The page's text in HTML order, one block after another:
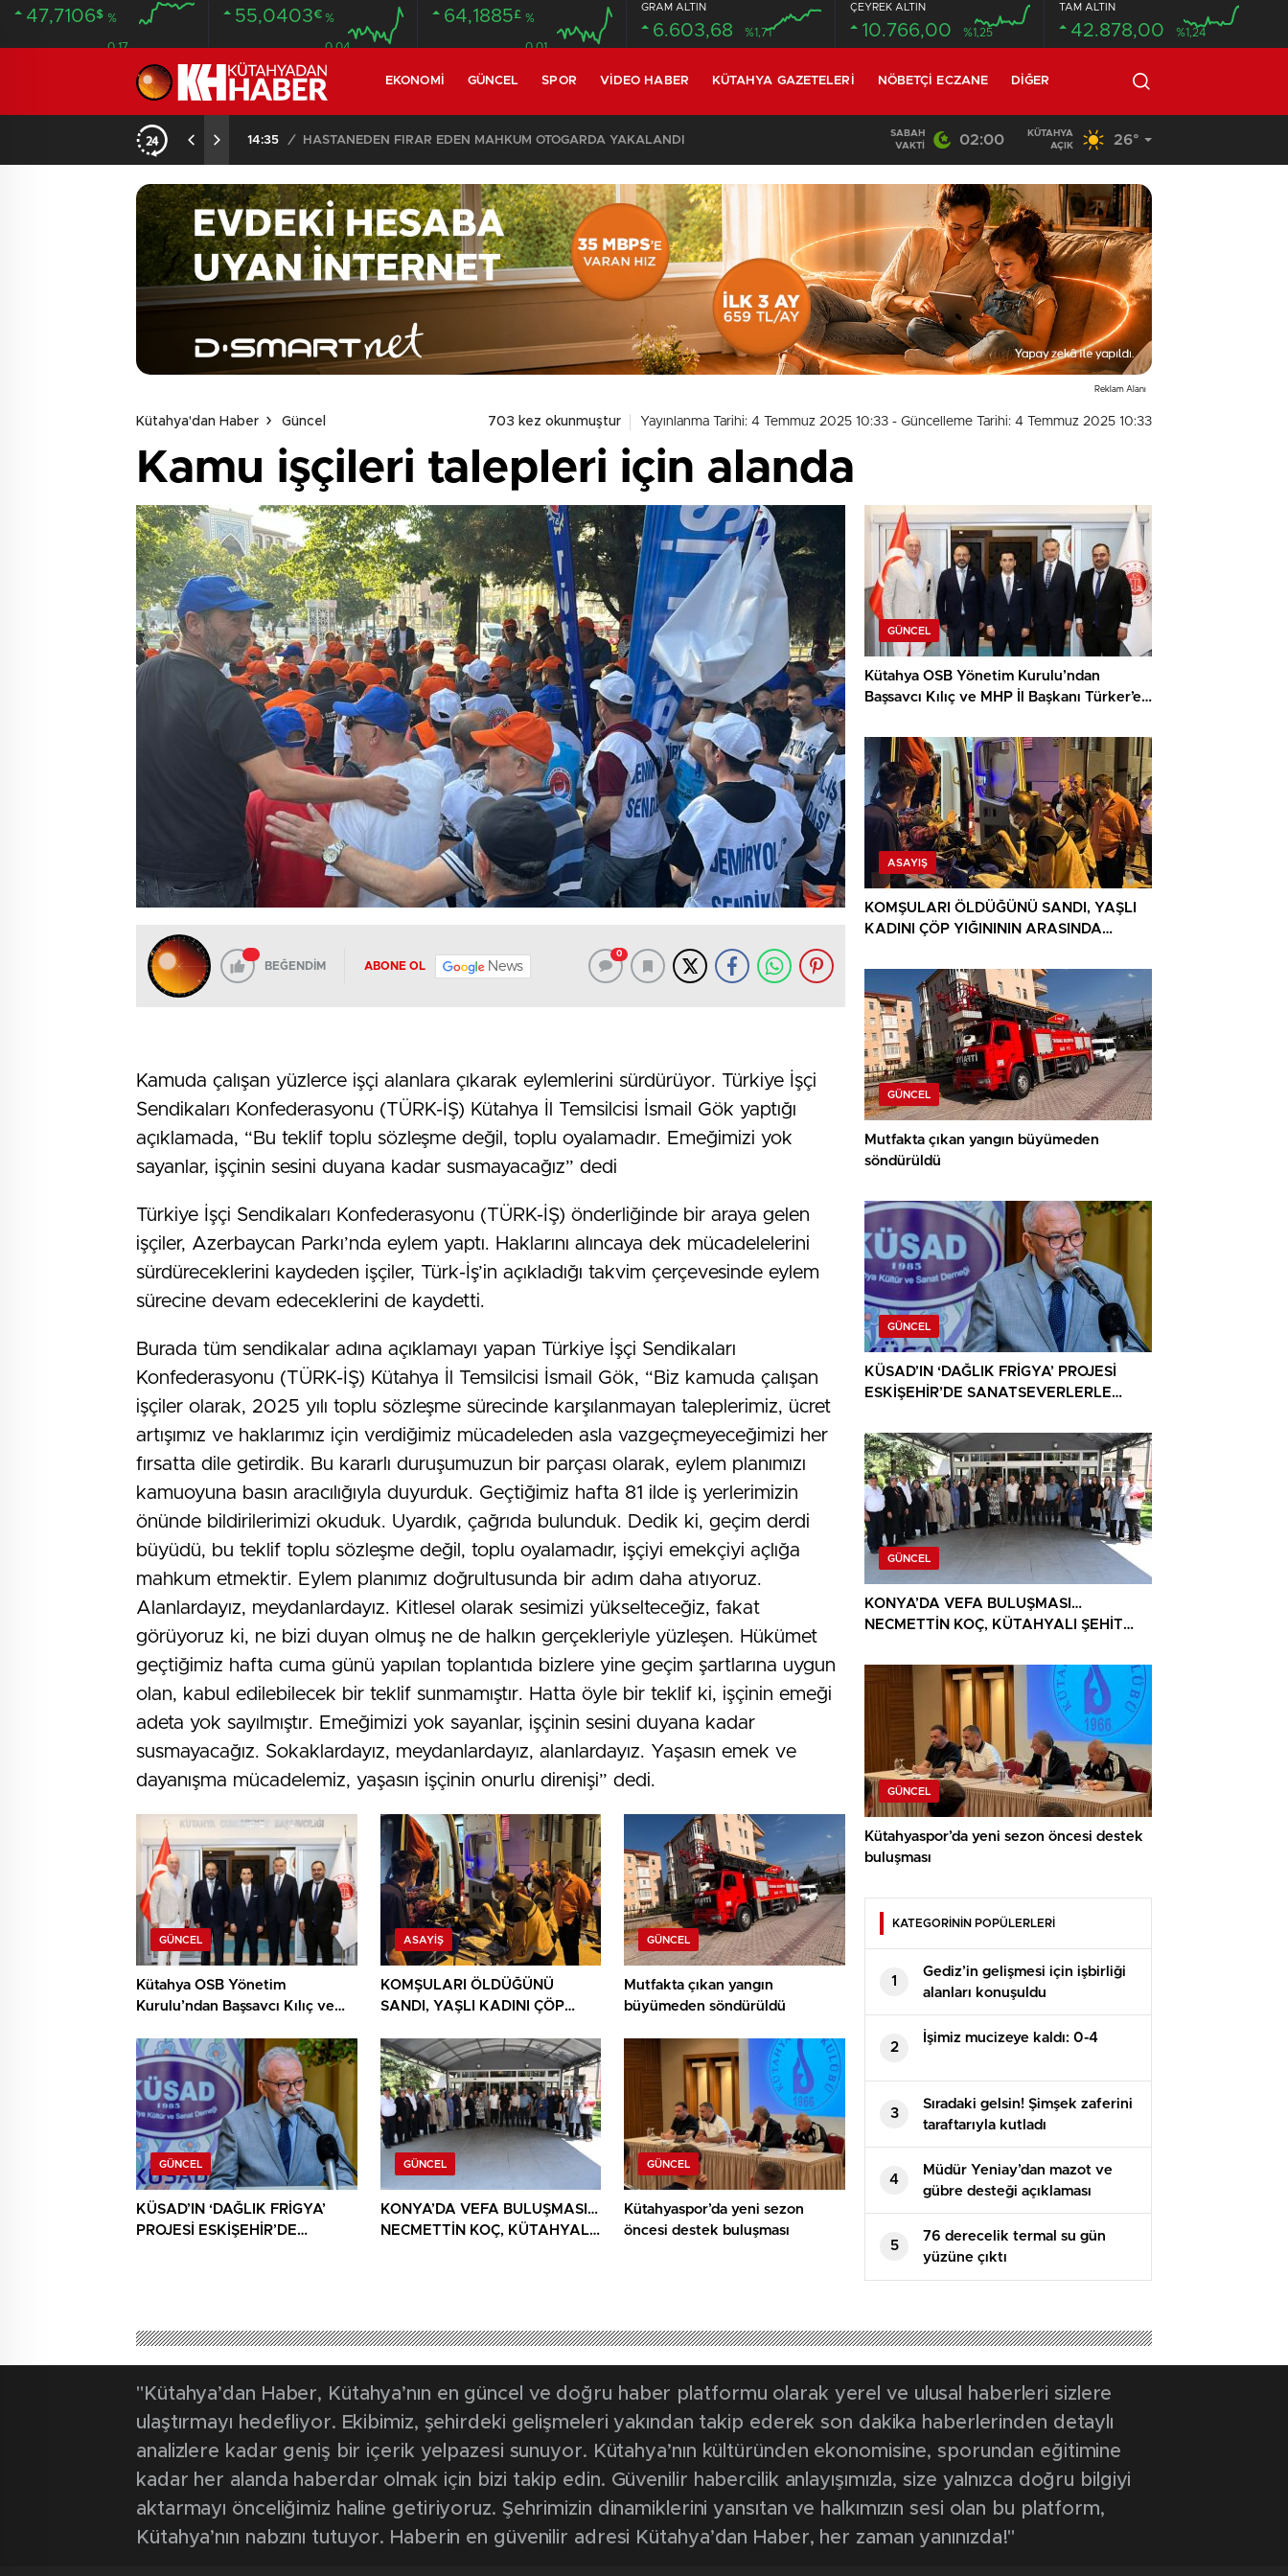
47,7106$ %
0.17
55,0403€ %
0.04
64,1885£ %
0.01
GRAM ALTIN
6.603,68 %1,71
ÇEYREK ALTIN
10.766,00 %1,25
TAM ALTIN
42.878,00 %1,24
EKONOMI GÜNCEL SPOR VIDEO HABER KÜTAHYA GAZETELERI NÖBETÇI ECZANE DIĞER
14:35 / HASTANEDEN FİRAR EDEN MAHKUM OTOGARDA YAKALANDI 20:58 /
SABAH
VAKTI
02:00
KÜTAHYA
AÇIK
26°
Reklam Alanı
Kütahya'dan Haber Güncel 703 kez okunmuştur Yayınlanma Tarihi: 4 Temmuz 2025 10:33 - Güncelleme Tarihi: 4 Temmuz 2025 10:33
Kamu işçileri talepleri için alanda
BEĞENDİM ABONE OL News
0
Kamuda çalışan yüzlerce işçi alanlara çıkarak eylemlerini sürdürüyor. Türkiye İşçi
Sendikaları Konfederasyonu (TÜRK-İŞ) Kütahya İl Temsilcisi İsmail Gök yaptığı
açıklamada, “Bu teklif toplu sözleşme değil, toplu oyalamadır. Emeğimizi yok
sayanlar, işçinin sesini duyana kadar susmayacağız” dedi
Türkiye İşçi Sendikaları Konfederasyonu (TÜRK-İŞ) önderliğinde bir araya gelen
işçiler, Azerbaycan Parkı’nda eylem yaptı. Haklarını alıncaya dek mücadelelerini
sürdüreceklerini kaydeden işçiler, Türk-İş’in açıkladığı takvim çerçevesinde eylem
sürecine devam edeceklerini de kaydetti.
Burada tüm sendikalar adına açıklamayı yapan Türkiye İşçi Sendikaları
Konfederasyonu (TÜRK-İŞ) Kütahya İl Temsilcisi İsmail Gök, “Biz kamuda çalışan
işçiler olarak, 2025 yılı toplu sözleşme sürecinde karşılanmayan taleplerimiz, ücret
artışımız ve haklarımız için verdiğimiz mücadeleden asla vazgeçmeyeceğimizi her
fırsatta dile getirdik. Bu kararlı duruşumuzun bir parçası olarak, eylem planımızı
kamuoyuna basın aracılığıyla duyurduk. Geçtiğimiz hafta 81 ilde iş yerlerimizin
önünde bildirilerimizi okuduk. Uyardık, çağrıda bulunduk. Dedik ki, geçim derdi
büyüdü, bu teklif toplu sözleşme değil, toplu oyalamadır, işçiyi emekçiyi açlığa
mahkum etmektir. Eylem planımız doğrultusunda bir adım daha atıyoruz.
Alanlardayız, meydanlardayız. Kitlesel olarak sesimizi yükselteceğiz, fakat
görüyoruz ki, ne bizi duyan olmuş ne de halkın gerçekleriyle yüzleşen. Hükümet
geçtiğimiz hafta cuma günü yapılan toplantıda bizlere yine geçim şartlarına uygun
olan, kabul edilebilecek bir teklif sunmamıştır. Hatta öyle bir teklif ki, işçinin emeği
adeta yok sayılmıştır. Emeğimizi yok sayanlar, işçinin sesini duyana kadar
susmayacağız. Sokaklardayız, meydanlardayız, alanlardayız. Yaşasın emek ve
dayanışma mücadelemiz, yaşasın işçinin onurlu direnişi” dedi.
GÜNCEL
Kütahya OSB Yönetim
Kurulu’ndan Başsavcı Kılıç ve
ASAYIŞ
KOMŞULARI ÖLDÜĞÜNÜ
SANDI, YAŞLI KADINI ÇÖP
BULUNDU
GÜNCEL
Mutfakta çıkan yangın
büyümeden söndürüldü
GÜNCEL
KÜSAD’IN ‘DAĞLIK FRİGYA’
PROJESİ ESKİŞEHİR’DE
GÜNCEL
KONYA’DA VEFA BULUŞMASI…
NECMETTİN KOÇ, KÜTAHYALI
GÜNCEL
Kütahyaspor’da yeni sezon
öncesi destek buluşması
GÜNCEL
Kütahya OSB Yönetim Kurulu’ndan
Başsavcı Kılıç ve MHP İl Başkanı Türker’e
ASAYIŞ
KOMŞULARI ÖLDÜĞÜNÜ SANDI, YAŞLI
KADINI ÇÖP YIĞINININ ARASINDA
GÜNCEL
Mutfakta çıkan yangın büyümeden
söndürüldü
GÜNCEL
KÜSAD’IN ‘DAĞLIK FRİGYA’ PROJESİ
ESKİŞEHİR’DE SANATSEVERLERLE
GÜNCEL
KONYA’DA VEFA BULUŞMASI…
NECMETTİN KOÇ, KÜTAHYALI ŞEHİT
GÜNCEL
Kütahyaspor’da yeni sezon öncesi destek
buluşması
KATEGORİNİN POPÜLERLERİ
1
Gediz’in gelişmesi için işbirliği
alanları konuşuldu
2
İşimiz mucizeye kaldı: 0-4
3
Sıradaki gelsin! Şimşek zaferini
taraftarıyla kutladı
4
Müdür Yeniay’dan mazot ve
gübre desteği açıklaması
5
76 derecelik termal su gün
yüzüne çıktı
"Kütahya’dan Haber, Kütahya’nın en güncel ve doğru haber platformu olarak yerel ve ulusal haberleri sizlere
ulaştırmayı hedefliyor. Ekibimiz, şehirdeki gelişmeleri yakından takip ederek son dakika haberlerinden detaylı
analizlere kadar geniş bir içerik yelpazesi sunuyor. Kütahya’nın kültüründen ekonomisine, sporundan eğitimine
kadar her alanda haberdar olmak için bizi takip edin. Güvenilir habercilik anlayışımızla, size yalnızca doğru bilgiyi
aktarmayı önceliğimiz haline getiriyoruz. Şehrimizin dinamiklerini yansıtan ve halkımızın sesi olan bu platform,
Kütahya’nın nabzını tutuyor. Haberin en güvenilir adresi Kütahya’dan Haber, her zaman yanınızda!"